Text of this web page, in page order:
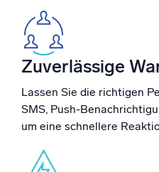
Intelligente Cloud-Abläufe
Protokollanalyse
Erkennen und beheben mit
Leistungsstarke Integrationen
Zuverlässige
Lassen Sie die richtigen
SMS, Push-
um eine schnellere